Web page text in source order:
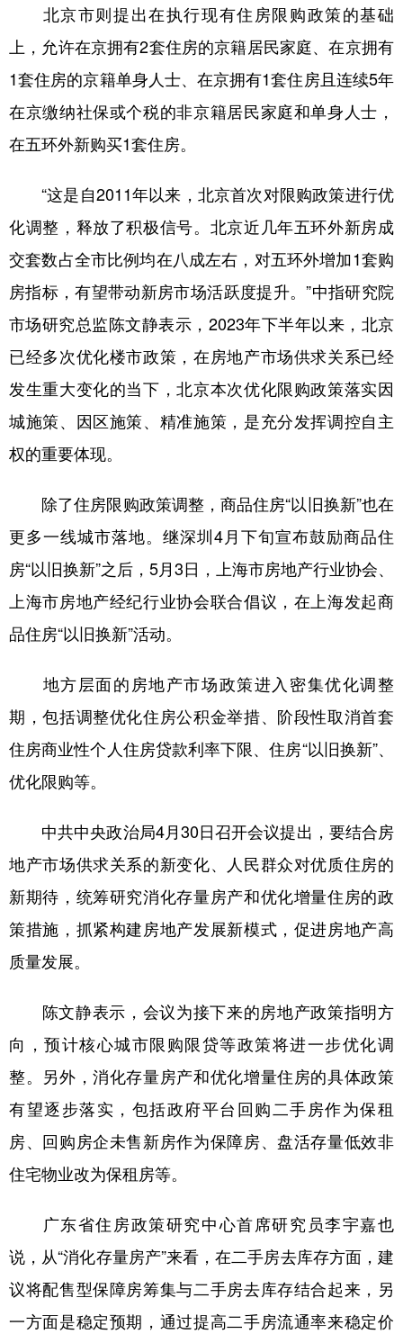
北京 天津 河北 山西
山东 河南
陕西 甘肃 宁夏
新疆 内蒙古 黑龙江
多语种频道
English Español Français عربى
Русский язык 日本語 한국어
北京市则提出在执行现有住房限购政策的基础
上，允许在京拥有2套住房的京籍居民家庭、在京拥有
1套住房的京籍单身人士、在京拥有1套住房且连续5年
在京缴纳社保或个税的非京籍居民家庭和单身人士，
在五环外新购买1套住房。
“这是自2011年以来，北京首次对限购政策进行优
化调整，释放了积极信号。北京近几年五环外新房成
交套数占全市比例均在八成左右，对五环外增加1套购
房指标，有望带动新房市场活跃度提升。”中指研究院
市场研究总监陈文静表示，2023年下半年以来，北京
已经多次优化楼市政策，在房地产市场供求关系已经
发生重大变化的当下，北京本次优化限购政策落实因
城施策、因区施策、精准施策，是充分发挥调控自主
权的重要体现。
除了住房限购政策调整，商品住房“以旧换新”也在
更多一线城市落地。继深圳4月下旬宣布鼓励商品住
房“以旧换新”之后，5月3日，上海市房地产行业协会、
上海市房地产经纪行业协会联合倡议，在上海发起商
品住房“以旧换新”活动。
地方层面的房地产市场政策进入密集优化调整
期，包括调整优化住房公积金举措、阶段性取消首套
住房商业性个人住房贷款利率下限、住房“以旧换新”、
优化限购等。
中共中央政治局4月30日召开会议提出，要结合房
地产市场供求关系的新变化、人民群众对优质住房的
新期待，统筹研究消化存量房产和优化增量住房的政
策措施，抓紧构建房地产发展新模式，促进房地产高
质量发展。
陈文静表示，会议为接下来的房地产政策指明方
向，预计核心城市限购限贷等政策将进一步优化调
整。另外，消化存量房产和优化增量住房的具体政策
有望逐步落实，包括政府平台回购二手房作为保租
房、回购房企未售新房作为保障房、盘活存量低效非
住宅物业改为保租房等。
广东省住房政策研究中心首席研究员李宇嘉也
说，从“消化存量房产”来看，在二手房去库存方面，建
议将配售型保障房筹集与二手房去库存结合起来，另
一方面是稳定预期，通过提高二手房流通率来稳定价